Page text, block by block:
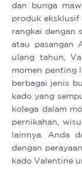
dan bunga
produk
rangkai dengan
atau pasangan
ulang tahun,
momen penting
berbagai jenis
kado yang
kolega dalam
pernikahan,
lainnya. Anda
dengan
kado Valentine